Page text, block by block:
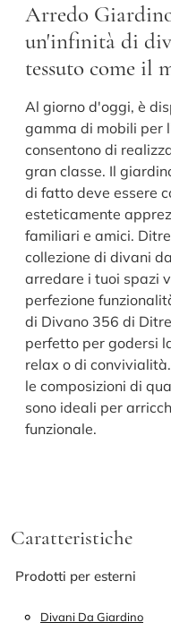
Arredo
un'infinità di
tessuto come il
Al giorno d'oggi, è
gamma di mobili per
consentono di
gran classe. Il
di fatto deve essere
esteticamente
familiari e amici.
collezione di divani
arredare i tuoi spazi
perfezione
di Divano 356 di
perfetto per godersi
relax o di
le composizioni di
sono ideali per
funzionale.
Caratteristiche
Prodotti per esterni
Divani Da Giardino